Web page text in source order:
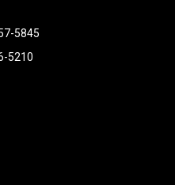
5845
5210